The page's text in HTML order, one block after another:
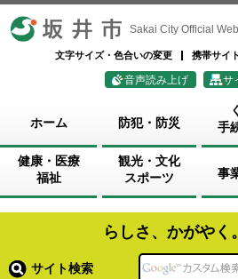
坂井市 Sakai City Official
文字サイズ・色合いの変更 携帯サイト
音声読み上げ サ
ホーム 防犯・防災
手
健康・医療
福祉
観光・文化
スポーツ
事
らしさ、かがやく
サイト検索